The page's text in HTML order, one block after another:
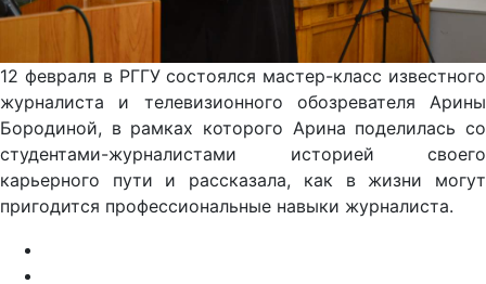
12 февраля в РГГУ состоялся мастер-класс известного
журналиста и телевизионного обозревателя Арины
Бородиной, в рамках которого Арина поделилась со
студентами-журналистами историей своего
карьерного пути и рассказала, как в жизни могут
пригодится профессиональные навыки журналиста.